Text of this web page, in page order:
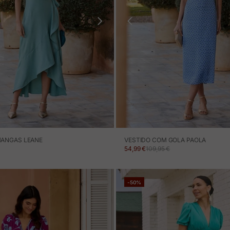
LEANE
VESTIDO COM GOLA PAOLA
PREÇO EM PROMOÇÃO
54,99 €PREÇO NORMAL
109,95 €
-50%